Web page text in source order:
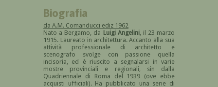
Biografia
da A.M. Comanducci ediz 1962
Nato a Bergamo, da Luigi Angelini, il 23 marzo
1915. Laureato in architettura. Accanto alla sua
attività professionale di architetto e
scenografo svolge con passione quella
incisoria, ed è riuscito a segnalarsi in varie
mostre provinciali e regionali, sin dalla
Quadriennale di Roma del 1939 (ove ebbe
acquisti ufficiali). Ha pubblicato una serie di